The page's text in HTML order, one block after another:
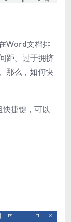
Word文档排
距。过于拥挤
那么，如何快
捷键，可以